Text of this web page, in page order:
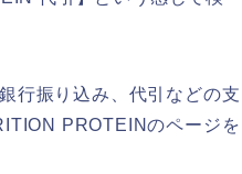
行振り込み、代引などの支
PROTEINのページを